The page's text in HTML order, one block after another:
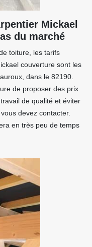
Mickael
du marché
toiture, les tarifs
couverture sont les
dans le 82190.
de proposer des prix
de qualité et éviter
devez contacter.
en très peu de temps